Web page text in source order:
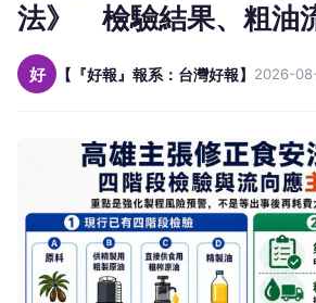
法》 檢驗結果、粗油
好 【『好報』報系：台灣好報】 2026-